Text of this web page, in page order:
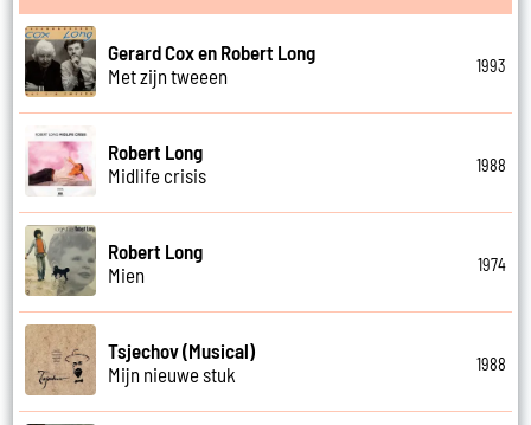
Gerard Cox en Robert Long
Met zijn tweeen
1993
Robert Long
Midlife crisis
1988
Robert Long
Mien
1974
Tsjechov (Musical)
Mijn nieuwe stuk
1988